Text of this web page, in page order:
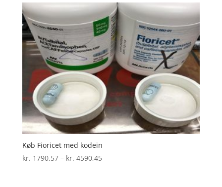
kr. 3549,12
Køb Fioricet med kodein
kr. 1790,57 – kr. 4590,45Prisinterval: